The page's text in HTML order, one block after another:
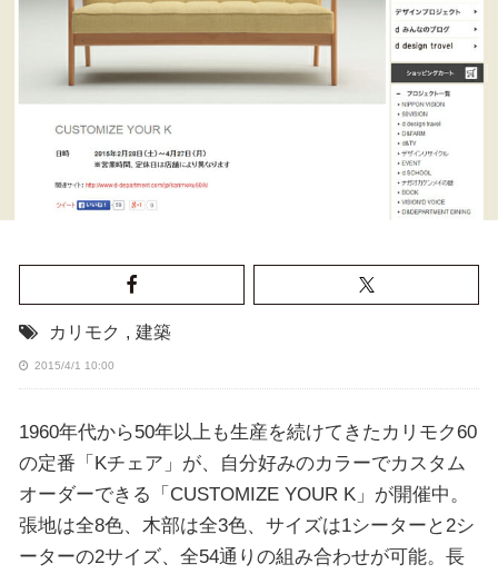
カリモク , 建築
2015/4/1 10:00
1960年代から50年以上も生産を続けてきたカリモク60
の定番「Kチェア」が、自分好みのカラーでカスタム
オーダーできる「CUSTOMIZE YOUR K」が開催中。
張地は全8色、木部は全3色、サイズは1シーターと2シ
ーターの2サイズ、全54通りの組み合わせが可能。長